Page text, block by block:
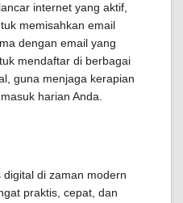
internet yang aktif,
memisahkan email
dengan email yang
mendaftar di berbagai
guna menjaga kerapian
harian Anda.
di zaman modern
praktis, cepat, dan